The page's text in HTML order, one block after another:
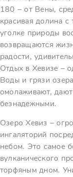
180 – от Вены,
красивая долина
уголке природы
возвращаются
радости,
Отдых в Хевизе –
Воды и грязи
омолаживают,
безнадежными.
Озеро Хевиз –
ингаляторий
небом. Это самое
вулканического
торфяным дном.